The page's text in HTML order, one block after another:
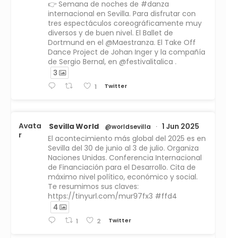
👉 Semana de noches de #danza
internacional en Sevilla. Para disfrutar con
tres espectáculos coreográficamente muy
diversos y de buen nivel. El Ballet de
Dortmund en el @Maestranza. El Take Off
Dance Project de Johan Inger y la compañía
de Sergio Bernal, en @festivalitalica .
3
1 Twitter
Avata
r
Sevilla World @worldsevilla ·
1 Jun 2025
El acontecimiento más global del 2025 es en
Sevilla del 30 de junio al 3 de julio. Organiza
Naciones Unidas. Conferencia Internacional
de Financiación para el Desarrollo. Cita de
máximo nivel político, económico y social.
Te resumimos sus claves:
https://tinyurl.com/mur97fx3 #ffd4
4
1 2 Twitter